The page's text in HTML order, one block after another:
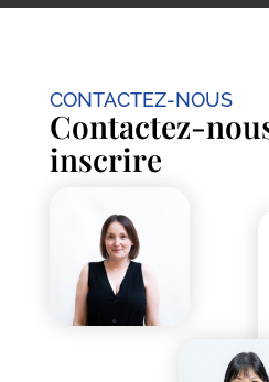
CONTACTEZ-NOUS
Contactez-
inscrire